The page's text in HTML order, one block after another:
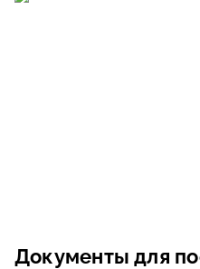
Документы для